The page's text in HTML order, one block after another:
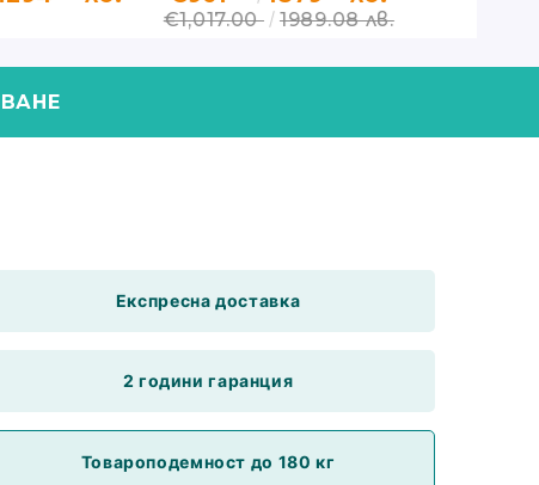
XXL
€1,017.00 1989.08 лв.
Експресна доставка
2 години гаранция
Товароподемност до 180 кг